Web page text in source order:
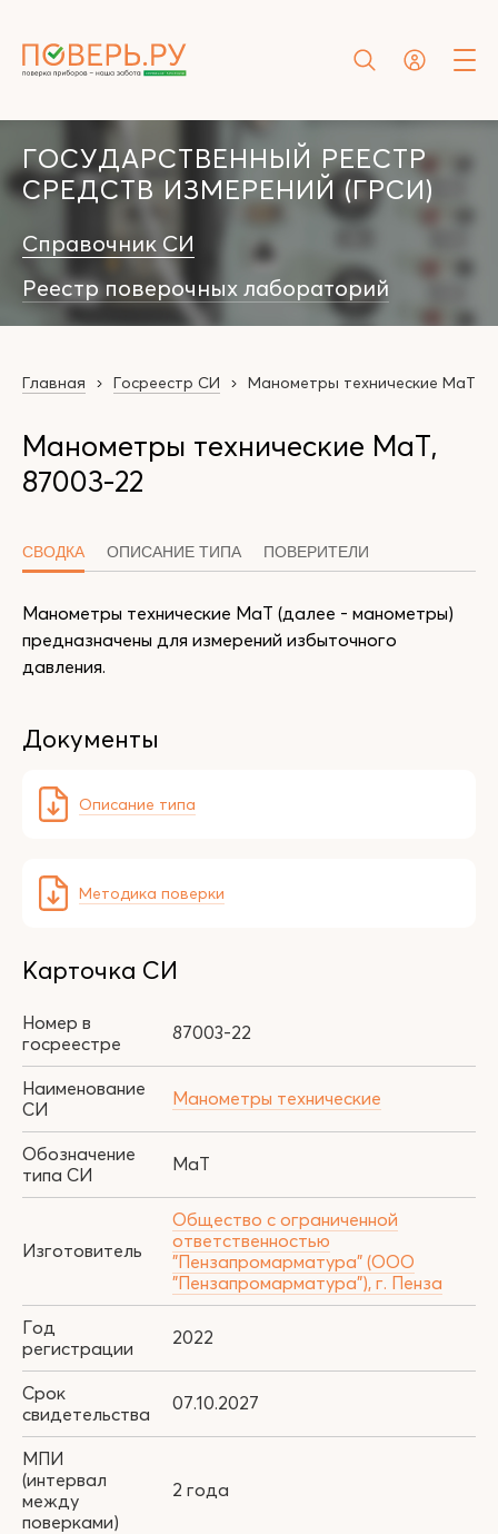
ГОСУДАРСТВЕННЫЙ РЕЕСТР
СРЕДСТВ ИЗМЕРЕНИЙ (ГРСИ)
Справочник СИ
Реестр поверочных лабораторий
Главная Госреестр СИ Манометры технические МаТ
Манометры технические МаТ,
87003-22
СВОДКА ОПИСАНИЕ ТИПА ПОВЕРИТЕЛИ
Манометры технические МаТ (далее - манометры)
предназначены для измерений избыточного
давления.
Документы
Описание типа
Методика поверки
Карточка СИ
Номер в
госреестре
87003-22
Наименование
СИ
Манометры технические
Обозначение
типа СИ
МаТ
Изготовитель
Общество с ограниченной
ответственностью
"Пензапромарматура" (ООО
"Пензапромарматура"), г. Пенза
Год
регистрации
2022
Срок
свидетельства
07.10.2027
МПИ
(интервал
между
поверками)
2 года